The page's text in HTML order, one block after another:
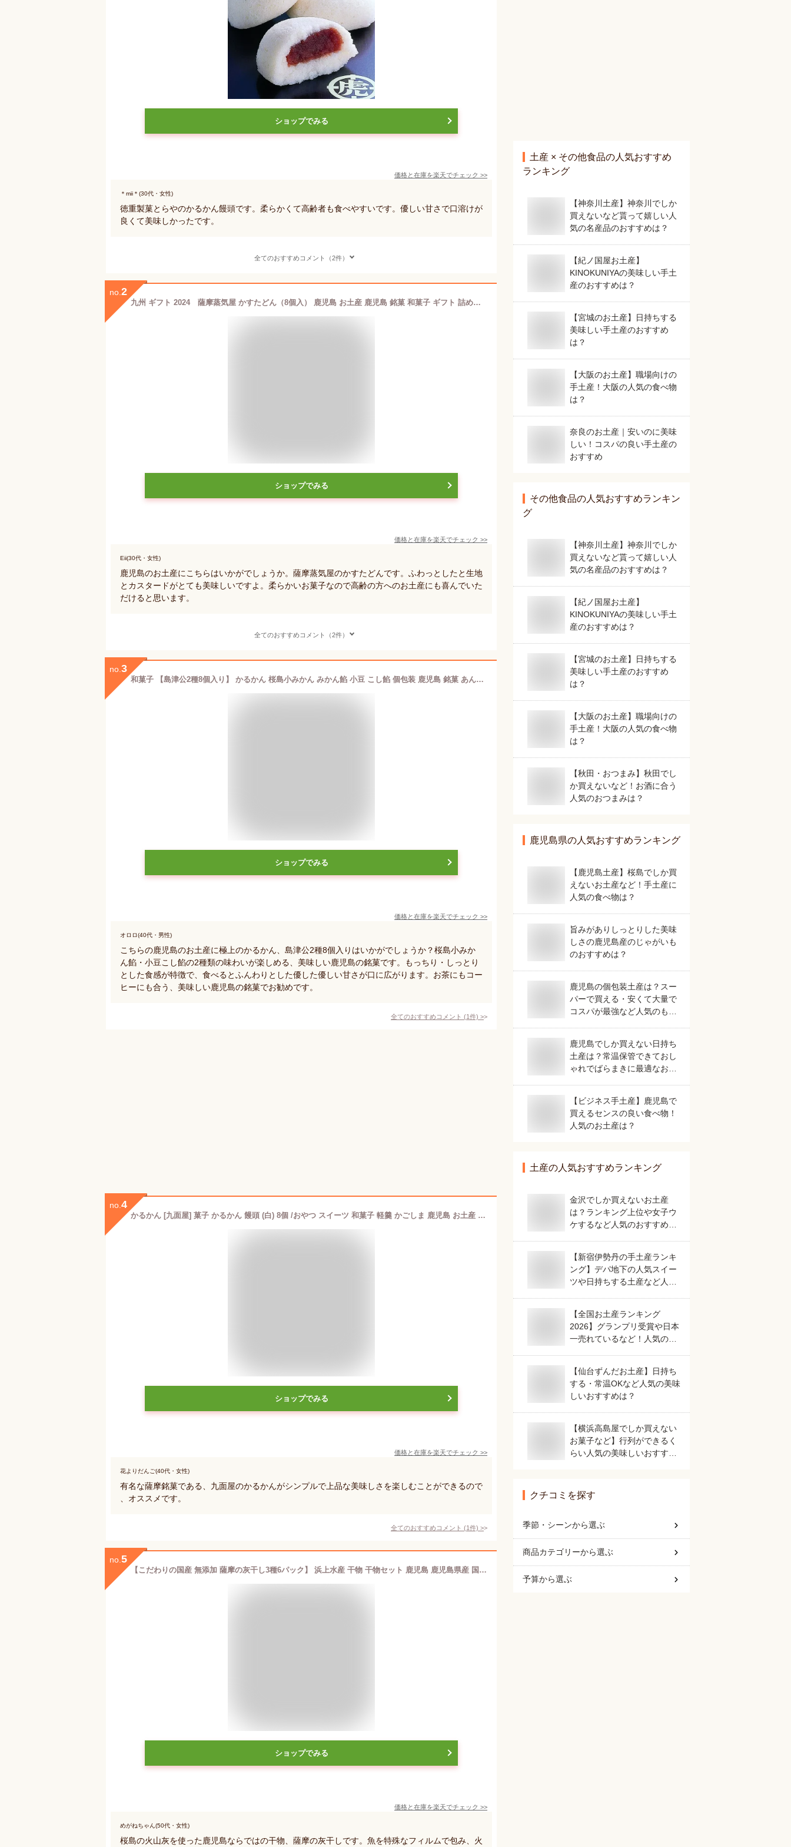
ショップでみる
価格と在庫を楽天でチェック >>
＊mii＊(30代・女性)
徳重製菓とらやのかるかん饅頭です。柔らかくて高齢者も食べやすいです。優しい甘さで口溶けが
良くて美味しかったです。
全てのおすすめコメント（2件）
no. 2
九州 ギフト 2024 薩摩蒸気屋 かすたどん（8個入） 鹿児島 お土産 鹿児島 銘菓 和菓子 ギフト 詰め合わせ プチギフト 帰省土産 お取り寄せ 常温
ショップでみる
価格と在庫を楽天でチェック >>
Eii(30代・女性)
鹿児島のお土産にこちらはいかがでしょうか。薩摩蒸気屋のかすたどんです。ふわっとしたと生地
とカスタードがとても美味しいですよ。柔らかいお菓子なので高齢の方へのお土産にも喜んでいた
だけると思います。
全てのおすすめコメント（2件）
no. 3
和菓子 【島津公2種8個入り】 かるかん 桜島小みかん みかん餡 小豆 こし餡 個包装 鹿児島 銘菓 あんこ スイーツ 饅頭 まんじゅう お土産 おみやげ お菓子 贈り物 お中元 お歳暮 ギフト 贈答 2024
ショップでみる
価格と在庫を楽天でチェック >>
オロロ(40代・男性)
こちらの鹿児島のお土産に極上のかるかん、島津公2種8個入りはいかがでしょうか？桜島小みか
ん餡・小豆こし餡の2種類の味わいが楽しめる、美味しい鹿児島の銘菓です。もっちり・しっとり
とした食感が特徴で、食べるとふんわりとした優した優しい甘さが口に広がります。お茶にもコー
ヒーにも合う、美味しい鹿児島の銘菓でお勧めです。
全てのおすすめコメント (1件) >
no. 4
かるかん [九面屋] 菓子 かるかん 饅頭 (白) 8個 /おやつ スイーツ 和菓子 軽羹 かごしま 鹿児島 お土産 薩摩銘菓 鹿児島県 和スイーツ お取り寄せスイーツ 手土産 かるかんまんじゅう 箱入り 和生菓子 お茶うけ ティータイム
ショップでみる
価格と在庫を楽天でチェック >>
花よりだんご(40代・女性)
有名な薩摩銘菓である、九面屋のかるかんがシンプルで上品な美味しさを楽しむことができるので
、オススメです。
全てのおすすめコメント (1件) >
no. 5
【こだわりの国産 無添加 薩摩の灰干し3種6パック】 浜上水産 干物 干物セット 鹿児島 鹿児島県産 国産 無添加 指宿 骨取り 骨とり 骨なし 骨無し 鰆 さわら 鯛 タイ たい 真鯛 マダイ ギフト 贈り物 贈物 特産品 鹿児島特産品 指宿特産品 灰干し 御中元 お中元
ショップでみる
価格と在庫を楽天でチェック >>
めがねちゃん(50代・女性)
桜島の火山灰を使った鹿児島ならではの干物、薩摩の灰干しです。魚を特殊なフィルムで包み、火
土産 × その他食品の人気おすすめ
ランキング
【神奈川土産】神奈川でしか
買えないなど貰って嬉しい人
気の名産品のおすすめは？
【紀ノ国屋お土産】
KINOKUNIYAの美味しい手土
産のおすすめは？
【宮城のお土産】日持ちする
美味しい手土産のおすすめ
は？
【大阪のお土産】職場向けの
手土産！大阪の人気の食べ物
は？
奈良のお土産｜安いのに美味
しい！コスパの良い手土産の
おすすめ
その他食品の人気おすすめランキン
グ
【神奈川土産】神奈川でしか
買えないなど貰って嬉しい人
気の名産品のおすすめは？
【紀ノ国屋お土産】
KINOKUNIYAの美味しい手土
産のおすすめは？
【宮城のお土産】日持ちする
美味しい手土産のおすすめ
は？
【大阪のお土産】職場向けの
手土産！大阪の人気の食べ物
は？
【秋田・おつまみ】秋田でし
か買えないなど！お酒に合う
人気のおつまみは？
鹿児島県の人気おすすめランキング
【鹿児島土産】桜島でしか買
えないお土産など！手土産に
人気の食べ物は？
旨みがありしっとりした美味
しさの鹿児島産のじゃがいも
のおすすめは？
鹿児島の個包装土産は？スー
パーで買える・安くて大量で
コスパが最強など人気のもの
鹿児島でしか買えない日持ち
土産は？常温保管できておし
ゃれでばらまきに最適なおす
【ビジネス手土産】鹿児島で
買えるセンスの良い食べ物！
人気のお土産は？
土産の人気おすすめランキング
金沢でしか買えないお土産
は？ランキング上位や女子ウ
ケするなど人気のおすすめを
【新宿伊勢丹の手土産ランキ
ング】デパ地下の人気スイー
ツや日持ちする土産など人気
【全国お土産ランキング
2026】グランプリ受賞や日本
一売れているなど！人気のご
【仙台ずんだお土産】日持ち
する・常温OKなど人気の美味
しいおすすめは？
【横浜高島屋でしか買えない
お菓子など】行列ができるく
らい人気の美味しいおすすめ
クチコミを探す
季節・シーンから選ぶ
商品カテゴリーから選ぶ
予算から選ぶ